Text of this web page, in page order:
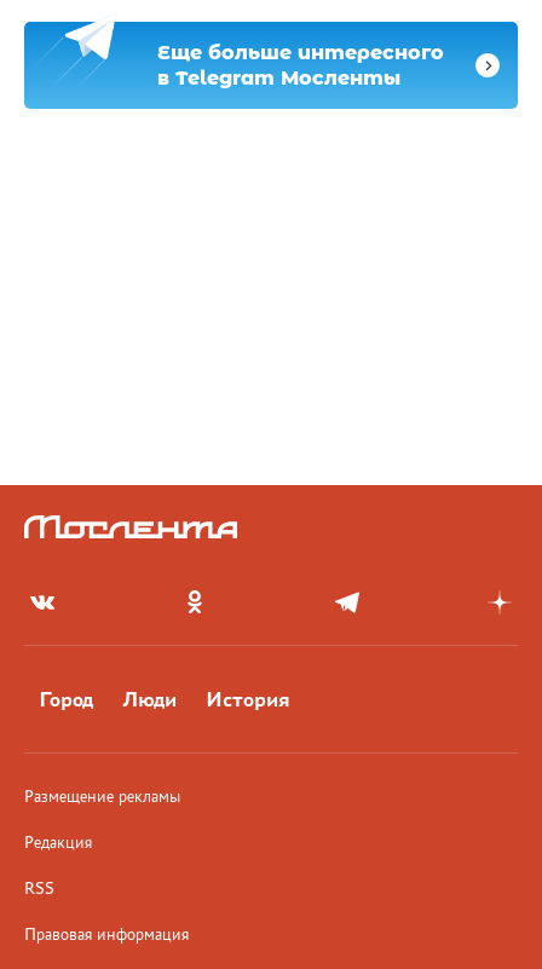
Еще больше интересного
в Telegram Мосленты
Город Люди История
Размещение рекламы
Редакция
RSS
Правовая информация